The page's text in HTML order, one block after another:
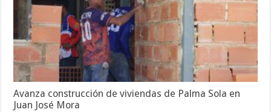
Avanza construcción de viviendas de Palma Sola en
Juan José Mora